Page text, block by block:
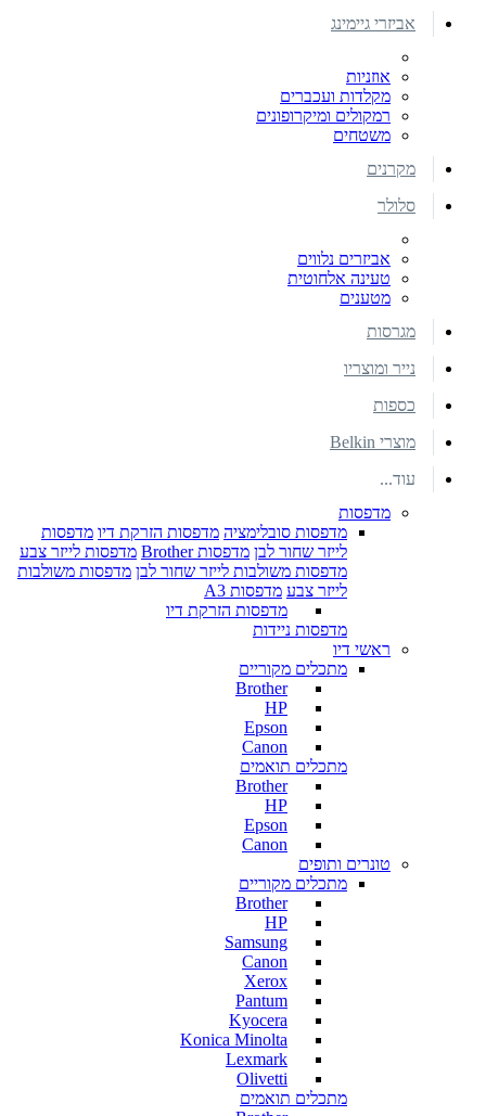
אביזרי גיימינג
אוזניות
מקלדות ועכברים
רמקולים ומיקרופונים
משטחים
מקרנים
סלולר
אביזרים נלווים
טעינה אלחוטית
מטענים
מגרסות
נייר ומוצריו
כספות
מוצרי Belkin
עוד...
מדפסות
מדפסות סובלימציה מדפסות הזרקת דיו מדפסות
לייזר שחור לבן מדפסות Brother
מדפסות לייזר צבע
מדפסות משולבות לייזר שחור לבן מדפסות משולבות
לייזר צבע מדפסות A3
מדפסות הזרקת דיו
מדפסות ניידות
ראשי דיו
מתכלים מקוריים
Brother
HP
Epson
Canon
מתכלים תואמים
Brother
HP
Epson
Canon
טונרים ותופים
מתכלים מקוריים
Brother
HP
Samsung
Canon
Xerox
Pantum
Kyocera
Konica Minolta
Lexmark
Olivetti
מתכלים תואמים